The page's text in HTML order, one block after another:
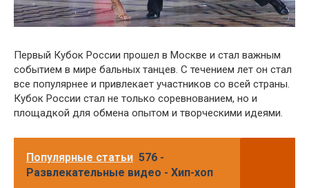
Первый Кубок России прошел в Москве и стал важным
событием в мире бальных танцев. С течением лет он стал
все популярнее и привлекает участников со всей страны.
Кубок России стал не только соревнованием, но и
площадкой для обмена опытом и творческими идеями.
Популярные статьи 576 -
Развлекательные видео - Хип-хоп